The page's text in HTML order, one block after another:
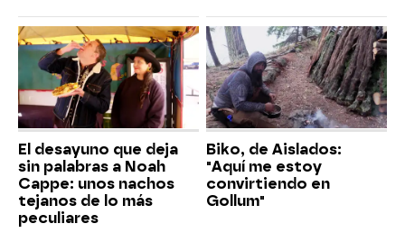
El desayuno que deja
sin palabras a Noah
Cappe: unos nachos
tejanos de lo más
peculiares
Biko, de Aislados:
"Aquí me estoy
convirtiendo en
Gollum"